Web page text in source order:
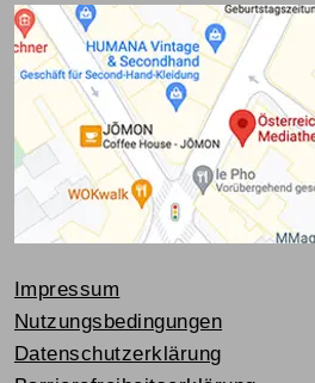
Impressum
Nutzungsbedingungen
Datenschutzerklärung